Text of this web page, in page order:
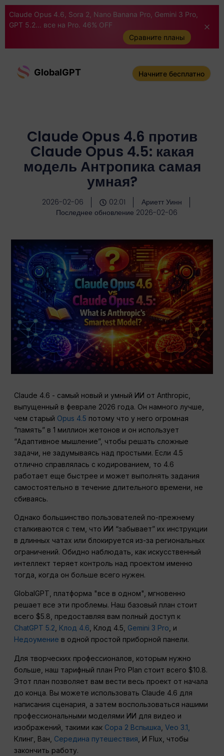
Claude Opus 4.6, Sora 2, Nano Banana Pro, Gemini 3 Pro,
GPT 5.2... все на Pro. 46% OFF
Сравните планы
GlobalGPT Начните бесплатно
Claude Opus 4.6 против
Claude Opus 4.5: какая
модель Антропика самая
умная?
2026-02-06 02:01
Ариетт Уинн
Последнее обновление 2026-02-06
Claude 4.6 - самый новый и умный ИИ от Anthropic,
выпущенный в феврале 2026 года. Он намного лучше,
чем старый Opus 4.5 потому что у него огромная
“память” в 1 миллион жетонов и он использует
“Адаптивное мышление”, чтобы решать сложные
задачи, не задумываясь над простыми. Если 4.5
отлично справлялась с кодированием, то 4.6
работает еще быстрее и может выполнять задания
самостоятельно в течение длительного времени, не
сбиваясь.
Однако большинство пользователей по-прежнему
сталкиваются с тем, что ИИ “забывает” их инструкции
в длинных чатах или блокируется из-за региональных
ограничений. Обидно наблюдать, как искусственный
интеллект теряет контроль над проектом именно
тогда, когда он больше всего нужен.
GlobalGPT, платформа "все в одном", мгновенно
решает все эти проблемы. Наш базовый план стоит
всего $5.8, предоставляя вам полный доступ к
ChatGPT 5.2, Клод 4.6, Клод 4.5, Gemini 3 Pro, и
Недоумение в одной простой приборной панели.
Для творческих профессионалов, которым нужно
больше, наш тарифный план Pro Plan стоит всего $10.8.
Этот план позволяет вам вести весь проект от начала
до конца. Вы можете использовать Claude 4.6 для
написания сценария, а затем воспользоваться нашими
профессиональными моделями ИИ для видео и
изображений, такими как Сора 2 Вспышка ,Veo 3.1,
Клинг, Ван, Середина путешествия , И Flux, чтобы
закончить работу.